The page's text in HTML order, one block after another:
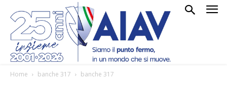
Home banche 317 banche 317